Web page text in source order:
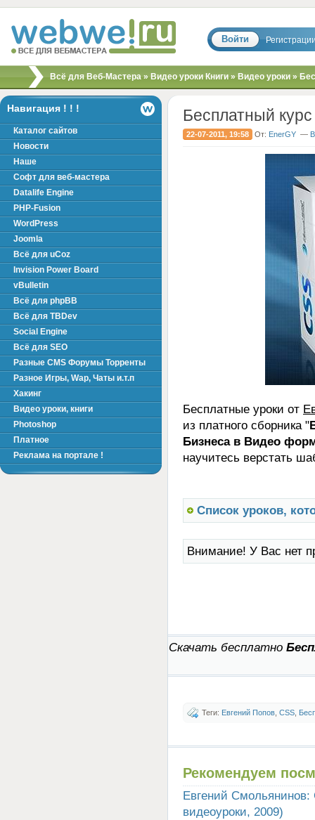
Скрипты, шаблоны,
модули, хаки для
вебмастера!
Войти
Всё для Веб-Мастера»Видео уроки Книги»Видео уроки»
Бесплатный
22-07-2011, 19:58 От: EnerGY —
Бесплатные уроки от
из платного сборника "
Бизнеса в Видео
научитесь верстать
Список уроков,
Внимание! У Вас нет
Скачать бесплатно
Теги: Евгений Попов CSS
Рекомендуем
Евгений Смольянинов:
видеоуроки, 2009)
Навигация ! ! !
Каталог сайтов
Новости
Наше
Софт для веб-мастера
Datalife Engine
PHP-Fusion
WordPress
Joomla
Всё для uCoz
Invision Power Board
vBulletin
Всё для phpBB
Всё для TBDev
Social Engine
Всё для SEO
Разные CMS Форумы Торренты
Разное Игры, Wap, Чаты и.т.п
Хакинг
Видео уроки, книги
Photoshop
Платное
Реклама на портале !